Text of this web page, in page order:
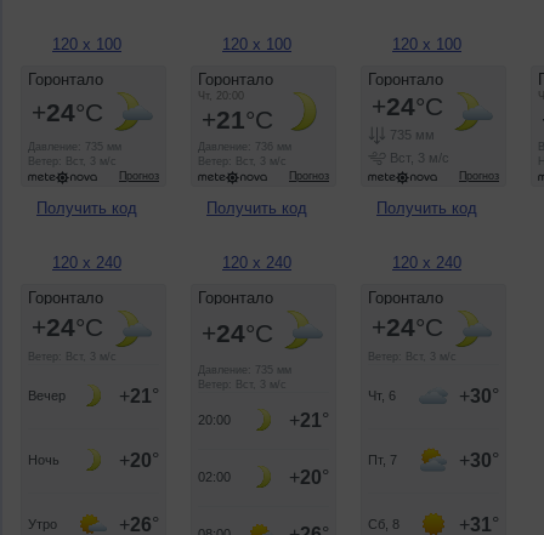
120 x 100
Получить код
120 x 100
Получить код
120 x 100
Получить код
120 x 240 120 x 240 120 x 240